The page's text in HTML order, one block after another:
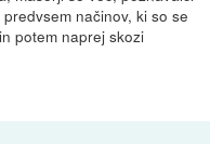
načinov, ki so se
potem naprej skozi